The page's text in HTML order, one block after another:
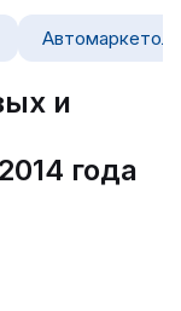
и
года